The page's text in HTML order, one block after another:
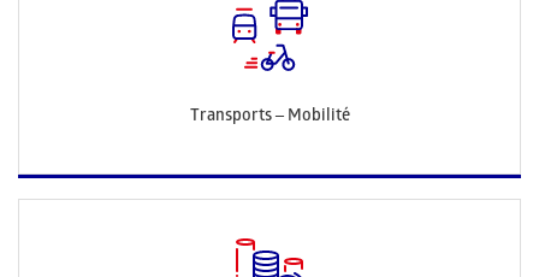
Transports – Mobilité